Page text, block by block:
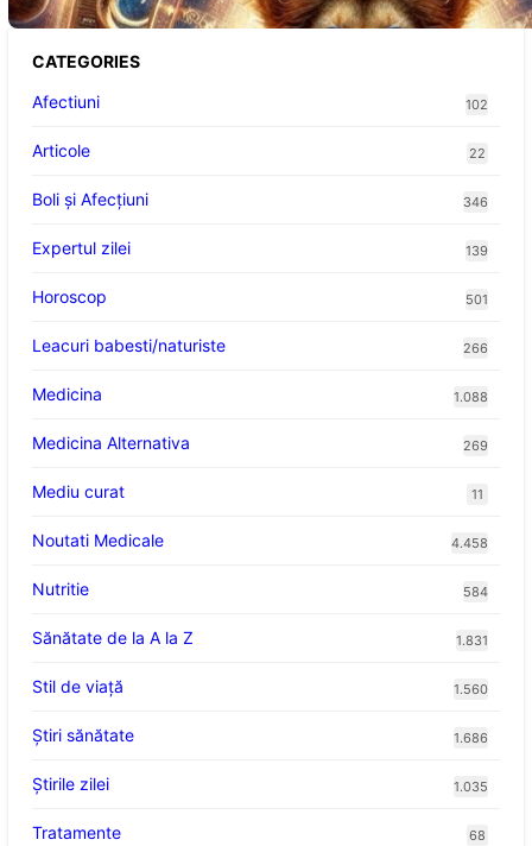
CATEGORIES
Afectiuni
102
Articole 22
Boli și Afecțiuni 346
Expertul zilei 139
Horoscop 501
Leacuri babesti/naturiste 266
Medicina 1.088
Medicina Alternativa 269
Mediu curat 11
Noutati Medicale 4.458
Nutritie 584
Sănătate de la A la Z 1.831
Stil de viaţă 1.560
Ştiri sănătate 1.686
Știrile zilei 1.035
Tratamente 68